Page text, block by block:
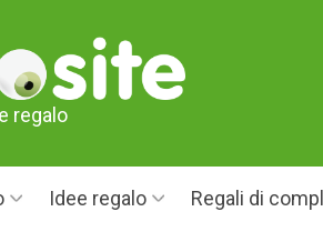
regalo
Idee regalo Regali di